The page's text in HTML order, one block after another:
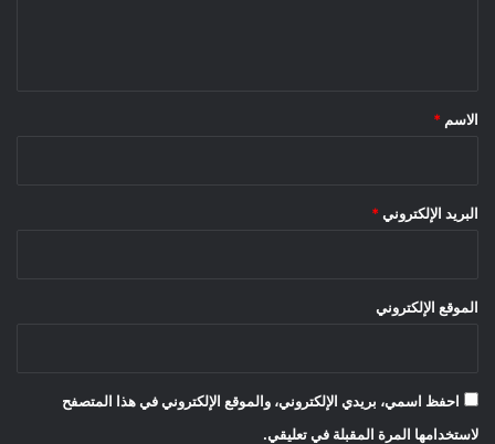
*
الاسم *
البريد الإلكتروني *
الموقع الإلكتروني
احفظ اسمي، بريدي الإلكتروني، والموقع الإلكتروني في هذا المتصفح
لاستخدامها المرة المقبلة في تعليقي.